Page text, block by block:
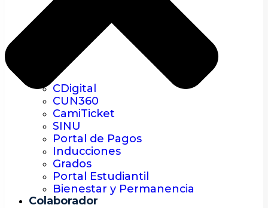
CDigital
CUN360
CamiTicket
SINU
Portal de Pagos
Inducciones
Grados
Portal Estudiantil
Bienestar y Permanencia
Colaborador